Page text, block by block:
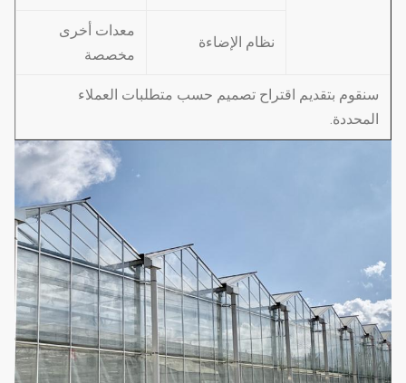
نظام الإضاءة
معدات أخرى
مخصصة
سنقوم بتقديم اقتراح تصميم حسب متطلبات العملاء
المحددة.